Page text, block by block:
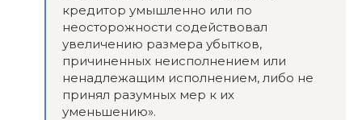
кредитор умышленно или по
неосторожности содействовал
увеличению размера убытков,
причиненных неисполнением или
ненадлежащим исполнением, либо не
принял разумных мер к их
уменьшению».